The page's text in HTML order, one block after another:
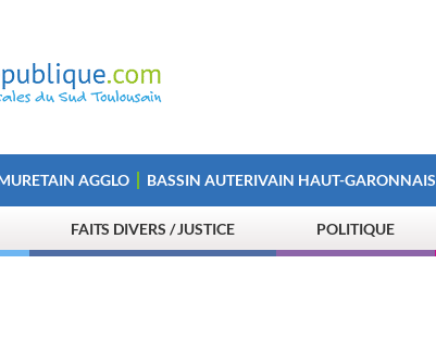
AGGLO BASSIN AUTERIVAIN HAUT-GARONNAIS
FAITS DIVERS / JUSTICE POLITIQUE